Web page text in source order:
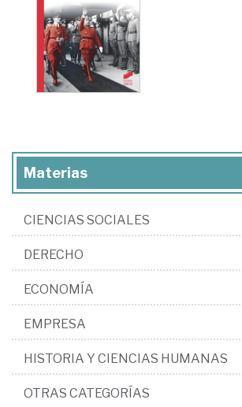
Materias
CIENCIAS SOCIALES
DERECHO
ECONOMÍA
EMPRESA
HISTORIA Y CIENCIAS HUMANAS
OTRAS CATEGORÍAS